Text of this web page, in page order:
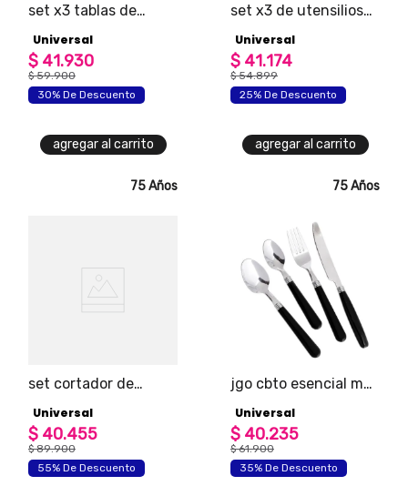
set x3 tablas de
Universal
$ 41.930
$ 59.900
30% De Descuento
agregar al carrito
set x3 de utensilios
universal
Universal
$ 41.174
$ 54.899
25% De Descuento
agregar al carrito
75 Años
set cortador de
marca universal
Universal
$ 40.455
$ 89.900
55% De Descuento
75 Años
jgo cbto esencial mg
Universal
$ 40.235
$ 61.900
35% De Descuento